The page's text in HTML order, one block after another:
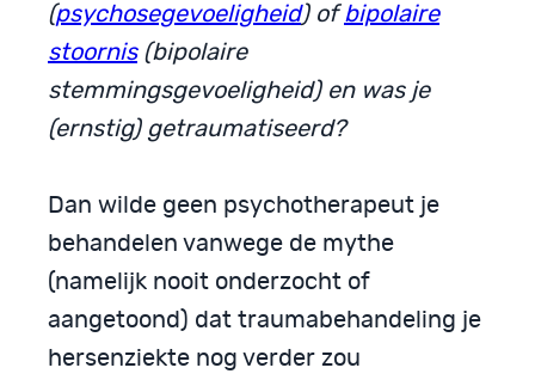
(psychosegevoeligheid) ofbipolaire
stoornis(bipolaire
stemmingsgevoeligheid) en was je
(ernstig) getraumatiseerd?
Dan wilde geen psychotherapeut je
behandelen vanwege de mythe
(namelijk nooit onderzocht of
aangetoond) dat traumabehandeling je
hersenziekte nog verder zou